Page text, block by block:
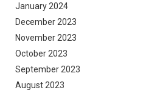
January 2024
December 2023
November 2023
October 2023
September 2023
August 2023